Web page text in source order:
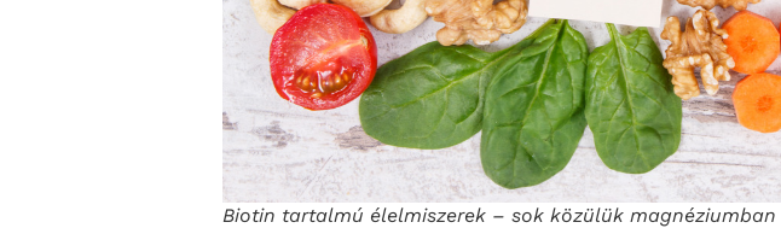
Biotin tartalmú élelmiszerek – sok közülük magnéziumban